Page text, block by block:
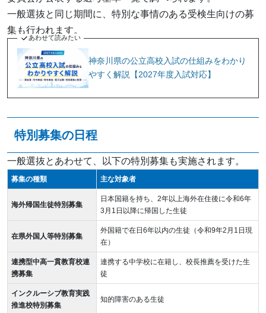
一般選抜と同じ期間に、特別な事情のある受検生向けの募
集も行われます。
あわせて読みたい
神奈川県の公立高校入試の仕組みをわかり
やすく解説【2027年度入試対応】
特別募集の日程
一般選抜とあわせて、以下の特別募集も実施されます。
募集の種類 主な対象者
海外帰国生徒特別募集
日本国籍を持ち、2年以上海外在住後に令和6年
3月1日以降に帰国した生徒
在県外国人等特別募集
外国籍で在日6年以内の生徒（令和9年2月1日現
在）
連携型中高一貫教育校連
携募集
連携する中学校に在籍し、校長推薦を受けた生
徒
インクルーシブ教育実践
推進校特別募集
知的障害のある生徒